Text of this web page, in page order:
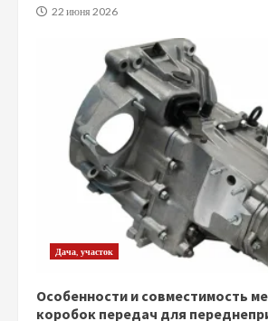
22 июня 2026
Дача, участок
Особенности и совместимость
коробок передач для